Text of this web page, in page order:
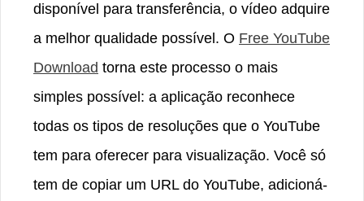
disponível para transferência, o vídeo adquire
a melhor qualidade possível. O Free YouTube
Download torna este processo o mais
simples possível: a aplicação reconhece
todas os tipos de resoluções que o YouTube
tem para oferecer para visualização. Você só
tem de copiar um URL do YouTube, adicioná-